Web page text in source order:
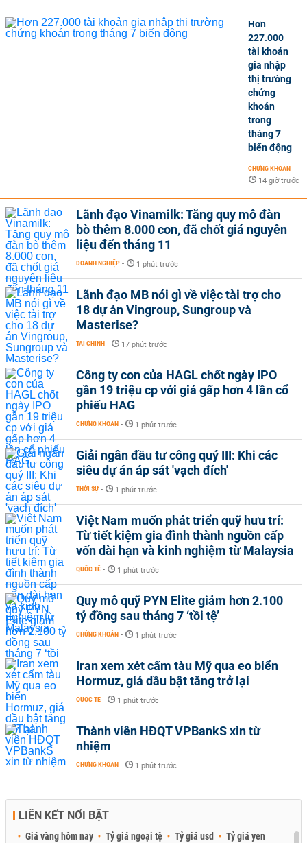
Hơn
227.000
tài khoản
gia nhập
thị trường
chứng
khoán
trong
tháng 7
biến động
CHỨNG KHOÁN -
14 giờ trước
Lãnh đạo Vinamilk: Tăng quy mô đàn
bò thêm 8.000 con, đã chốt giá nguyên
liệu đến tháng 11
DOANH NGHIỆP - 1 phút trước
Lãnh đạo MB nói gì về việc tài trợ cho
18 dự án Vingroup, Sungroup và
Masterise?
TÀI CHÍNH - 17 phút trước
Công ty con của HAGL chốt ngày IPO
gần 19 triệu cp với giá gấp hơn 4 lần cổ
phiếu HAG
CHỨNG KHOÁN - 1 phút trước
Giải ngân đầu tư công quý III: Khi các
siêu dự án áp sát 'vạch đích'
THỜI SỰ - 1 phút trước
Việt Nam muốn phát triển quỹ hưu trí:
Từ tiết kiệm gia đình thành nguồn cấp
vốn dài hạn và kinh nghiệm từ Malaysia
QUỐC TẾ - 1 phút trước
Quy mô quỹ PYN Elite giảm hơn 2.100
tỷ đồng sau tháng 7 ‘tồi tệ’
CHỨNG KHOÁN - 1 phút trước
Iran xem xét cấm tàu Mỹ qua eo biển
Hormuz, giá dầu bật tăng trở lại
QUỐC TẾ - 1 phút trước
Thành viên HĐQT VPBankS xin từ
nhiệm
CHỨNG KHOÁN - 1 phút trước
LIÊN KẾT NỔI BẬT
Giá vàng hôm nay Tỷ giá ngoại tệ Tỷ giá usd Tỷ giá yen